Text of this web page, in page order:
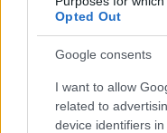
Opted Out
Google consents
I want to allow
related to
device identifiers in